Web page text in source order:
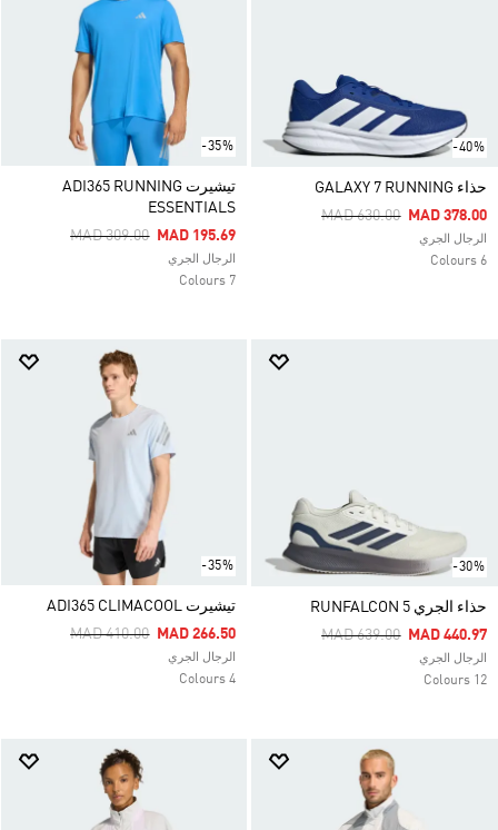
-40%
حذاء GALAXY 7 RUNNING
Price Reduced From
MAD 630.00ToMAD 378.00
الرجال الجري
6 Colours
-35%
تيشيرت ADI365 RUNNING
ESSENTIALS
Price Reduced From
MAD 309.00ToMAD 195.69
الرجال الجري
7 Colours
-30%
حذاء الجري RUNFALCON 5
Price Reduced From
MAD 639.00ToMAD 440.97
الرجال الجري
12 Colours
-35%
تيشيرت ADI365 CLIMACOOL
Price Reduced From
MAD 410.00ToMAD 266.50
الرجال الجري
4 Colours